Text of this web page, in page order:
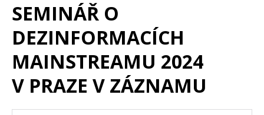
SEMINÁŘ O
DEZINFORMACÍCH
MAINSTREAMU 2024
V PRAZE V ZÁZNAMU